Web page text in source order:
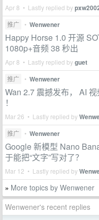
Apr 8 • Lastly replied by
推广 • Wenwener
Happy Horse 1.0 开源
1080p+音频 38 秒出
Apr 8 • Lastly replied byguet
推广 • Wenwener
Wan 2.7 震撼发布， AI
！
Mar 26 • Lastly replied by
推广 • Wenwener
Google 新模型 Nano
于能把“文字”写对了？
Mar 12 • Lastly replied by
» More topics by Wenwener
Wenwener's recent replies